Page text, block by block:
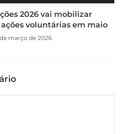
2026 vai mobilizar
voluntárias em maio
março de 2026